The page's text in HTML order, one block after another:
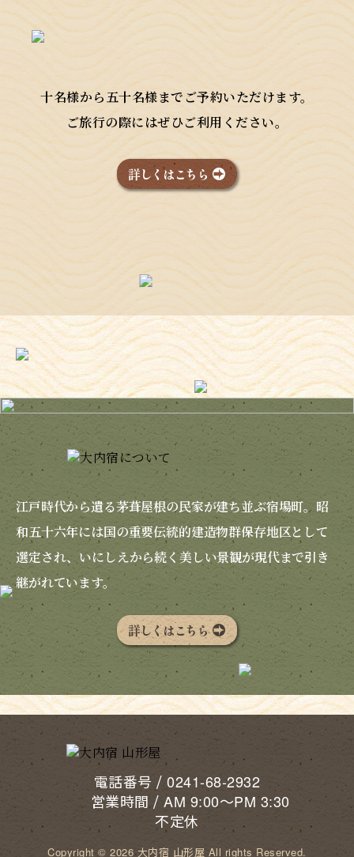
十名様から五十名様までご予約いただけます。
ご旅行の際にはぜひご利用ください。
詳しくはこちら
江戸時代から遺る茅葺屋根の民家が建ち並ぶ宿場町。昭
和五十六年には国の重要伝統的建造物群保存地区として
選定され、いにしえから続く美しい景観が現代まで引き
継がれています。
詳しくはこちら
電話番号/ 0241-68-2932
営業時間/ AM 9:00〜PM 3:30
不定休
Copyright © 2026 大内宿 山形屋 All rights Reserved.